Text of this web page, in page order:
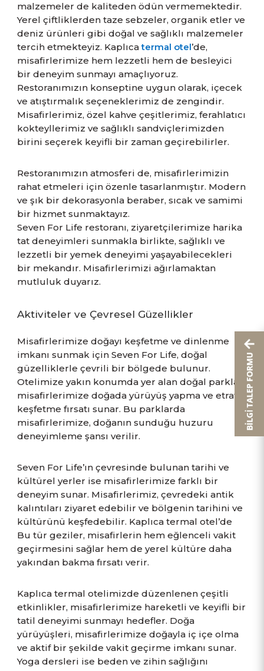
malzemeler de kaliteden ödün vermemektedir.
Yerel çiftliklerden taze sebzeler, organik etler ve
deniz ürünleri gibi doğal ve sağlıklı malzemeler
tercih etmekteyiz. Kaplıcatermal otel’de,
misafirlerimize hem lezzetli hem de besleyici
bir deneyim sunmayı amaçlıyoruz.
Restoranımızın konseptine uygun olarak, içecek
ve atıştırmalık seçeneklerimiz de zengindir.
Misafirlerimiz, özel kahve çeşitlerimiz, ferahlatıcı
kokteyllerimiz ve sağlıklı sandviçlerimizden
birini seçerek keyifli bir zaman geçirebilirler.
Restoranımızın atmosferi de, misafirlerimizin
rahat etmeleri için özenle tasarlanmıştır. Modern
ve şık bir dekorasyonla beraber, sıcak ve samimi
bir hizmet sunmaktayız.
Seven For Life restoranı, ziyaretçilerimize harika
tat deneyimleri sunmakla birlikte, sağlıklı ve
lezzetli bir yemek deneyimi yaşayabilecekleri
bir mekandır. Misafirlerimizi ağırlamaktan
mutluluk duyarız.
Aktiviteler ve Çevresel Güzellikler
Misafirlerimize doğayı keşfetme ve dinlenme
imkanı sunmak için Seven For Life, doğal
güzelliklerle çevrili bir bölgede bulunur.
Otelimize yakın konumda yer alan doğal parklar,
misafirlerimize doğada yürüyüş yapma ve etrafı
keşfetme fırsatı sunar. Bu parklarda
misafirlerimize, doğanın sunduğu huzuru
deneyimleme şansı verilir.
Seven For Life’ın çevresinde bulunan tarihi ve
kültürel yerler ise misafirlerimize farklı bir
deneyim sunar. Misafirlerimiz, çevredeki antik
kalıntıları ziyaret edebilir ve bölgenin tarihini ve
kültürünü keşfedebilir. Kaplıca termal otel’de
Bu tür geziler, misafirlerin hem eğlenceli vakit
geçirmesini sağlar hem de yerel kültüre daha
yakından bakma fırsatı verir.
Kaplıca termal otelimizde düzenlenen çeşitli
etkinlikler, misafirlerimize hareketli ve keyifli bir
tatil deneyimi sunmayı hedefler. Doğa
yürüyüşleri, misafirlerimize doğayla iç içe olma
ve aktif bir şekilde vakit geçirme imkanı sunar.
Yoga dersleri ise beden ve zihin sağlığını